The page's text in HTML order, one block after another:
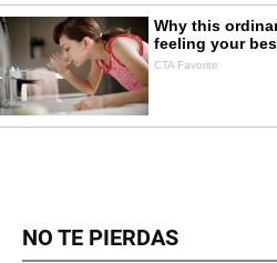
NO TE PIERDAS